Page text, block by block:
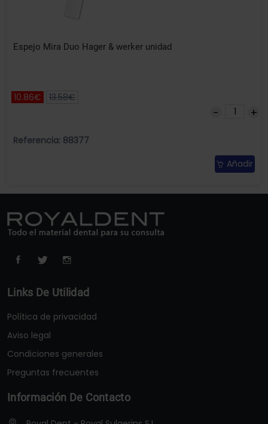
Espejo Mira Duo Hager & werker unidad
10.86€ 13.58€
Referencia: 88377
Añadir
Links De Utilidad
Política de privacidad
Aviso legal
Condiciones generales
Preguntas frecuentes
Información De Contacto